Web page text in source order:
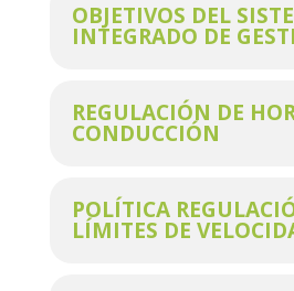
OBJETIVOS DEL
INTEGRADO DE
REGULACIÓN DE
CONDUCCIÓN
POLÍTICA
LÍMITES DE